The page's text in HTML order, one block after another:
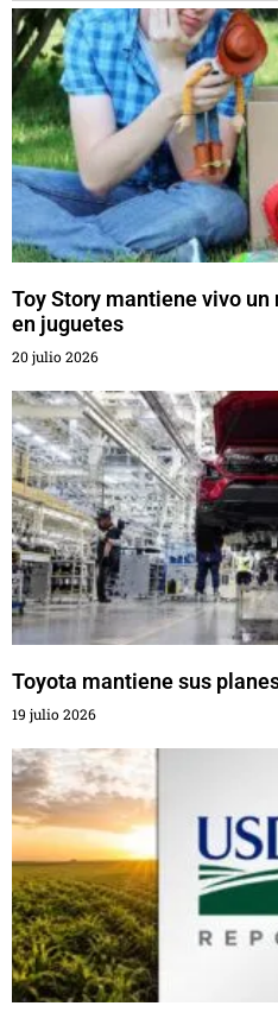
Toy Story mantiene vivo
en juguetes
20 julio 2026
Toyota mantiene sus
19 julio 2026